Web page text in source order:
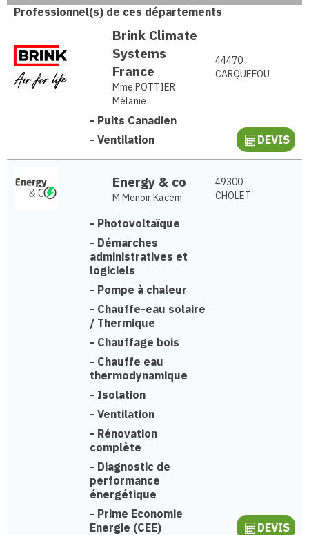
Professionnel(s) de ces départements
Brink Climate
Systems
France
Mme POTTIER
Mélanie
44470
CARQUEFOU
- Puits Canadien
- Ventilation DEVIS
Energy & co
M Menoir Kacem
49300
CHOLET
- Photovoltaïque
- Démarches
administratives et
logiciels
- Pompe à chaleur
- Chauffe-eau solaire
/ Thermique
- Chauffage bois
- Chauffe eau
thermodynamique
- Isolation
- Ventilation
- Rénovation
complète
- Diagnostic de
performance
énergétique
- Prime Economie
Energie (CEE)
DEVIS